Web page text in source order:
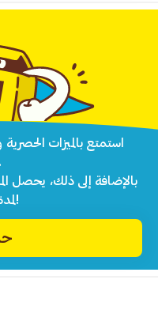
استمتع بالميزات
بالإضافة إلى ذلك، يحصل
لمدة عام واحد!